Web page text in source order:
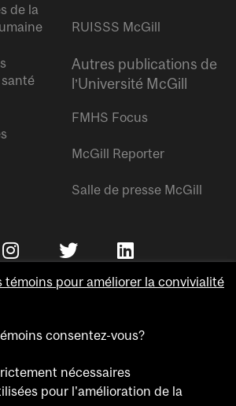
de la
RUISSS McGill
Autres publications de
l’Université McGill
FMHS Focus
McGill Reporter
Salle de presse McGill
Accessibilité
Confidentialité
témoins pour améliorer la convivialité
consentez-vous?
nécessaires
pour l'amélioration de la